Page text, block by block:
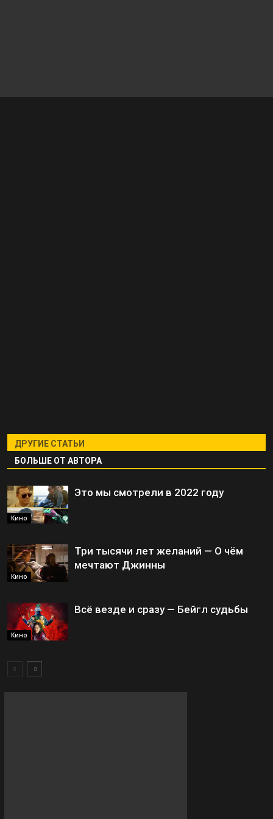
ДРУГИЕ СТАТЬИ
БОЛЬШЕ ОТ АВТОРА
Кино
Это мы смотрели в 2022 году
Кино
Три тысячи лет желаний — О чём
мечтают Джинны
Кино
Всё везде и сразу — Бейгл судьбы